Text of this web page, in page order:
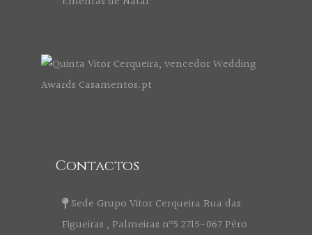
Contactos
Sede Grupo Vitor Cerqueira Rua das
Figueiras , Palmeiras nº5 2715-067 Pêro